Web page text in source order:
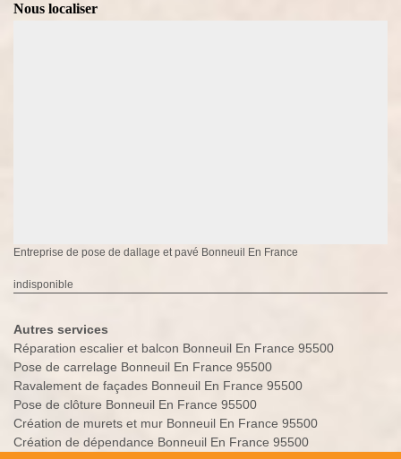
Nous localiser
Entreprise de pose de dallage et pavé Bonneuil En France
indisponible
Autres services
Réparation escalier et balcon Bonneuil En France 95500
Pose de carrelage Bonneuil En France 95500
Ravalement de façades Bonneuil En France 95500
Pose de clôture Bonneuil En France 95500
Création de murets et mur Bonneuil En France 95500
Création de dépendance Bonneuil En France 95500